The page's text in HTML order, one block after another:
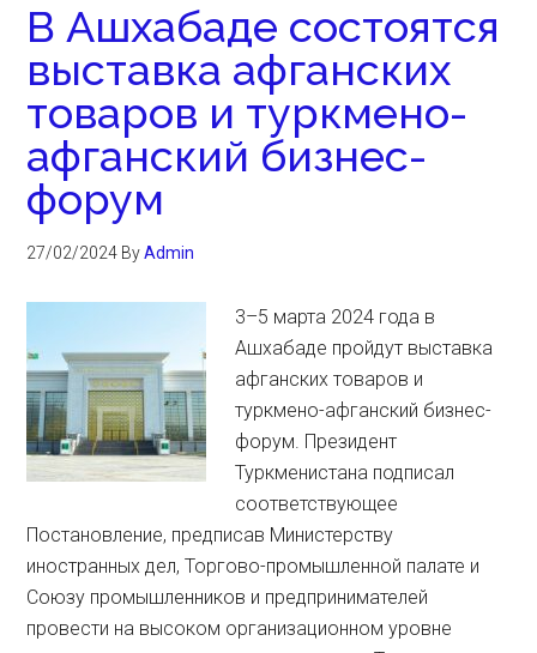
В Ашхабаде состоятся
выставка афганских
товаров и туркмено-
афганский бизнес-
форум
27/02/2024 ByAdmin
3–5 марта 2024 года в
Ашхабаде пройдут выставка
афганских товаров и
туркмено-афганский бизнес-
форум. Президент
Туркменистана подписал
соответствующее
Постановление, предписав Министерству
иностранных дел, Торгово-промышленной палате и
Союзу промышленников и предпринимателей
провести на высоком организационном уровне